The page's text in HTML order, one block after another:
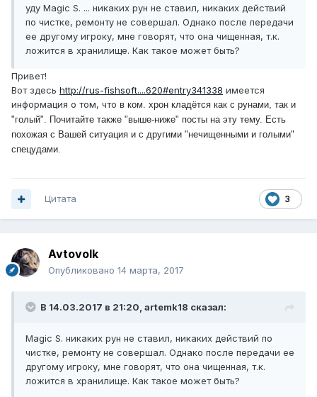
уду Magic S. ... никаких рун не ставил, никаких действий
по чистке, ремонту не совершал. Однако после передачи
ее другому игроку, мне говорят, что она чищенная, т.к.
ложится в хранилище. Как такое может быть?
Привет!
Вот здесь http://rus-fishsoft....620#entry341338 имеется
информация о том, что в ком. хрон кладётся как с рунами, так и
"голый". Почитайте также "выше-ниже" посты на эту тему. Есть
похожая с Вашей ситуация и с другими "нечищенными и голыми"
спецудами.
3
Цитата
Avtovolk
Опубликовано 14 марта, 2017
В 14.03.2017 в 21:20, artemk18 сказал:
Magic S. никаких рун не ставил, никаких действий по
чистке, ремонту не совершал. Однако после передачи ее
другому игроку, мне говорят, что она чищенная, т.к.
ложится в хранилище. Как такое может быть?